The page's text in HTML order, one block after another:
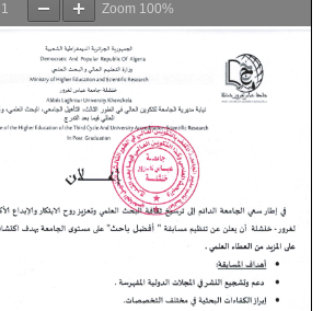
1 Zoom 100%